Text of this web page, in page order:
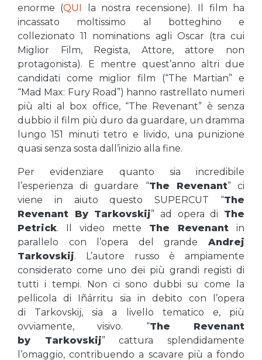
enorme (QUI
la nostra recensione). Il film ha
incassato moltissimo al botteghino e
collezionato 11 nominations agli Oscar (tra cui
Miglior Film, Regista, Attore, attore non
protagonista). E mentre quest’anno altri due
candidati come miglior film (“The Martian” e
“Mad Max: Fury Road”) hanno rastrellato numeri
più alti al box office, “The Revenant” è senza
dubbio il film più duro da guardare, un dramma
lungo 151 minuti tetro e livido, una punizione
quasi senza sosta dall’inizio alla fine.
Per evidenziare quanto sia incredibile
l’esperienza di guardare “The Revenant” ci
viene in aiuto questo SUPERCUT “The
Revenant By Tarkovskij” ad opera di The
Petrick. Il video mette The Revenant in
parallelo con l’opera del grande Andrej
Tarkovskij. L’autore russo è ampiamente
considerato come uno dei più grandi registi di
tutti i tempi. Non ci sono dubbi su come la
pellicola di Iñárritu sia in debito con l’opera
di Tarkovskij, sia a livello tematico e, più
ovviamente, visivo. “The Revenant
by Tarkovskij” cattura splendidamente
l’omaggio, contribuendo a scavare più a fondo